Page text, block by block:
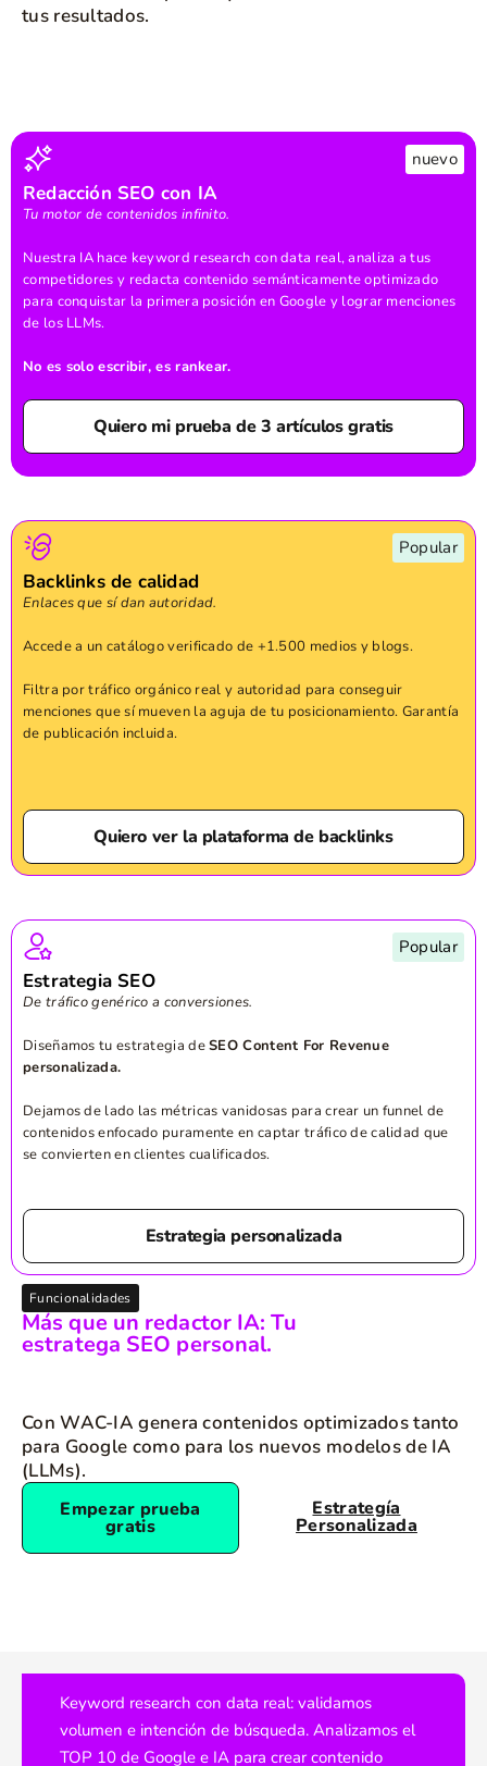
tus resultados.
nuevo
Redacción SEO con IA
Tu motor de contenidos infinito.
Nuestra IA hace keyword research con data real, analiza a tus
competidores y redacta contenido semánticamente optimizado
para conquistar la primera posición en Google y lograr menciones
de los LLMs.
No es solo escribir, es rankear.
Quiero mi prueba de 3 artículos gratis
Popular
Backlinks de calidad
Enlaces que sí dan autoridad.
Accede a un catálogo verificado de +1.500 medios y blogs.
Filtra por tráfico orgánico real y autoridad para conseguir
menciones que sí mueven la aguja de tu posicionamiento. Garantía
de publicación incluida.
Quiero ver la plataforma de backlinks
Popular
Estrategia SEO
De tráfico genérico a conversiones.
Diseñamos tu estrategia deSEO Content For Revenue
personalizada.
Dejamos de lado las métricas vanidosas para crear un funnel de
contenidos enfocado puramente en captar tráfico de calidad que
se convierten en clientes cualificados.
Estrategia personalizada
Funcionalidades
Más que un redactor IA: Tu
estratega SEO personal.
Con WAC-IA genera contenidos optimizados tanto
para Google como para los nuevos modelos de IA
(LLMs).
Empezar prueba
gratis
Estrategía
Personalizada
Keyword research con data real: validamos
volumen e intención de búsqueda. Analizamos el
TOP 10 de Google e IA para crear contenido